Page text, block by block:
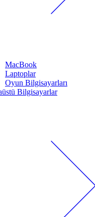
MacBook
Laptoplar
Oyun Bilgisayarları
Bilgisayarlar